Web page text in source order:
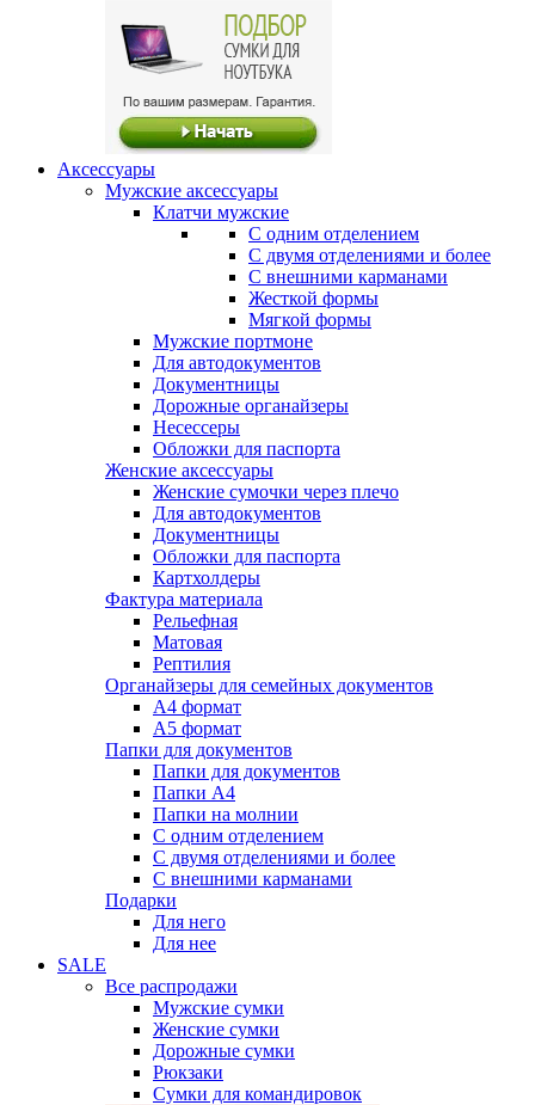
Аксессуары
Мужские аксессуары
Клатчи мужские
С одним отделением
С двумя отделениями и более
С внешними карманами
Жесткой формы
Мягкой формы
Мужские портмоне
Для автодокументов
Документницы
Дорожные органайзеры
Несессеры
Обложки для паспорта
Женские аксессуары
Женские сумочки через плечо
Для автодокументов
Документницы
Обложки для паспорта
Картхолдеры
Фактура материала
Рельефная
Матовая
Рептилия
Органайзеры для семейных документов
А4 формат
А5 формат
Папки для документов
Папки для документов
Папки А4
Папки на молнии
С одним отделением
С двумя отделениями и более
С внешними карманами
Подарки
Для него
Для нее
SALE
Все распродажи
Мужские сумки
Женские сумки
Дорожные сумки
Рюкзаки
Сумки для командировок